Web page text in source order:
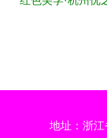
地址：浙